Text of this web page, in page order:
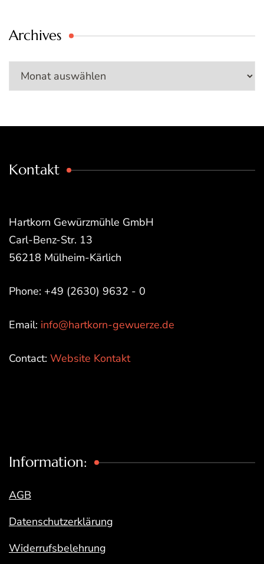
Archives
Archives
Kontakt
Hartkorn Gewürzmühle GmbH
Carl-Benz-Str. 13
56218 Mülheim-Kärlich
Phone: +49 (2630) 9632 - 0
Email: info@hartkorn-gewuerze.de
Contact: Website Kontakt
Information:
AGB
Datenschutzerklärung
Widerrufsbelehrung